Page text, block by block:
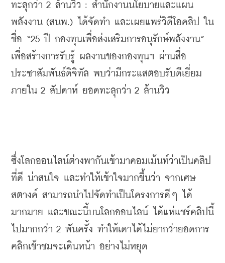
ทะลุกว่า 2 ล้านวิว : สำนักงานนโยบายและแผน
พลังงาน (สนพ.) ได้จัดทำ และเผยแพร่วิดีโอคลิป ใน
ชื่อ “25 ปี กองทุนเพื่อส่งเสริมการอนุรักษ์พลังงาน”
เพื่อสร้างการรับรู้ ผลงานของกองทุนฯ ผ่านสื่อ
ประชาสัมพันธ์ดิจิทัล พบว่ามีกระแสตอบรับดีเยี่ยม
ภายใน 2 สัปดาห์ ยอดทะลุกว่า 2 ล้านวิว
ซึ่งโลกออนไลน์ต่างพากันเข้ามาคอมเม้นท์ว่าเป็นคลิป
ที่ดี น่าสนใจ และทำให้เข้าใจมากขึ้นว่า จากเศษ
สตางค์ สามารถนำไปจัดทำเป็นโครงการดีๆ ได้
มากมาย และขณะนี้บนโลกออนไลน์ ได้แห่แชร์คลิปนี้
ไปมากกว่า 2 พันครั้ง ทำให้เดาได้ไม่ยากว่ายอดการ
คลิกเข้าชมจะเดินหน้า อย่างไม่หยุด